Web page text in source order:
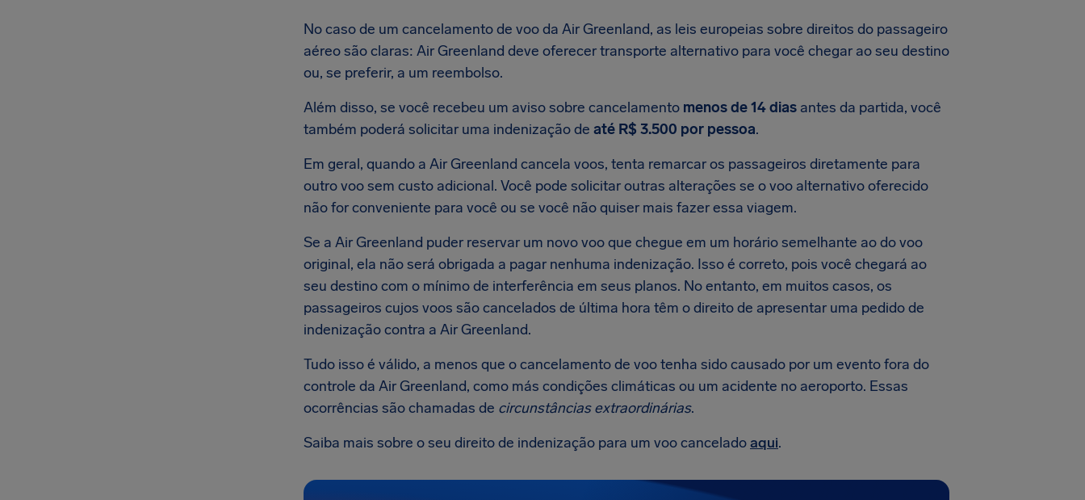
No caso de um cancelamento de voo da Air Greenland, as leis europeias sobre direitos do passageiro
aéreo são claras: Air Greenland deve oferecer transporte alternativo para você chegar ao seu destino
ou, se preferir, a um reembolso.
Além disso, se você recebeu um aviso sobre cancelamento menos de 14 dias antes da partida, você
também poderá solicitar uma indenização de até R$ 3.500 por pessoa.
Em geral, quando a Air Greenland cancela voos, tenta remarcar os passageiros diretamente para
outro voo sem custo adicional. Você pode solicitar outras alterações se o voo alternativo oferecido
não for conveniente para você ou se você não quiser mais fazer essa viagem.
Se a Air Greenland puder reservar um novo voo que chegue em um horário semelhante ao do voo
original, ela não será obrigada a pagar nenhuma indenização. Isso é correto, pois você chegará ao
seu destino com o mínimo de interferência em seus planos. No entanto, em muitos casos, os
passageiros cujos voos são cancelados de última hora têm o direito de apresentar uma pedido de
indenização contra a Air Greenland.
Tudo isso é válido, a menos que o cancelamento de voo tenha sido causado por um evento fora do
controle da Air Greenland, como más condições climáticas ou um acidente no aeroporto. Essas
ocorrências são chamadas de circunstâncias extraordinárias.
Saiba mais sobre o seu direito de indenização para um voo canceladoaqui.